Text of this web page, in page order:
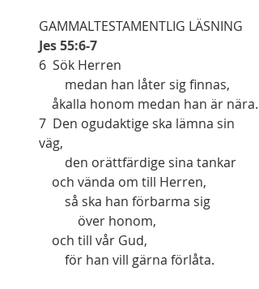
GAMMALTESTAMENTLIG LÄSNING
Jes 55:6-7
6  Sök Herren
        medan han låter sig finnas,
    åkalla honom medan han är nära.
7  Den ogudaktige ska lämna sin
väg,
        den orättfärdige sina tankar
    och vända om till Herren,
        så ska han förbarma sig
            över honom,
    och till vår Gud,
        för han vill gärna förlåta.